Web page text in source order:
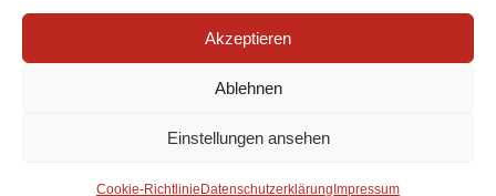
Akzeptieren
Ablehnen
Einstellungen ansehen
Cookie-Richtlinie Datenschutzerklärung Impressum
Datenschutz| info@cdu-emmerich.de